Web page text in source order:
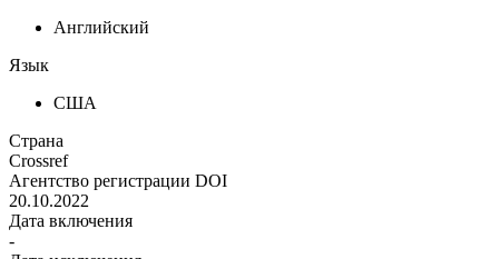
Английский
Язык
США
Страна
Crossref
Агентство регистрации DOI
20.10.2022
Дата включения
-